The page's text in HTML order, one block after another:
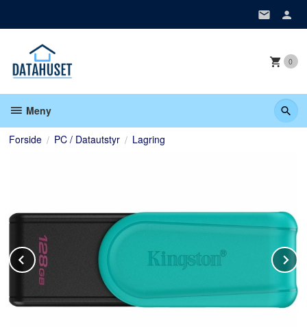
0
Meny
Forside PC / Datautstyr Lagring
Prev